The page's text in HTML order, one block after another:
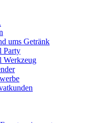
ums Getränk
Party
Werkzeug